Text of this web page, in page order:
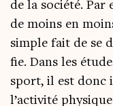
de la socié­té. Par
de moins en
simple fait de se
fie. Dans les
sport, il est donc
l’activité